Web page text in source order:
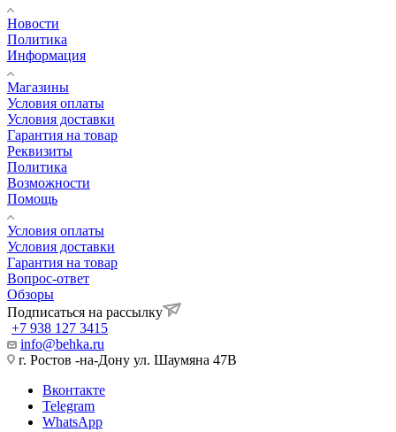
Новости
Политика
Информация
Магазины
Условия оплаты
Условия доставки
Гарантия на товар
Реквизиты
Политика
Возможности
Помощь
Условия оплаты
Условия доставки
Гарантия на товар
Вопрос-ответ
Обзоры
Подписаться на рассылку
+7 938 127 3415
info@behka.ru
г. Ростов -на-Дону ул. Шаумяна 47В
Вконтакте
Telegram
WhatsApp